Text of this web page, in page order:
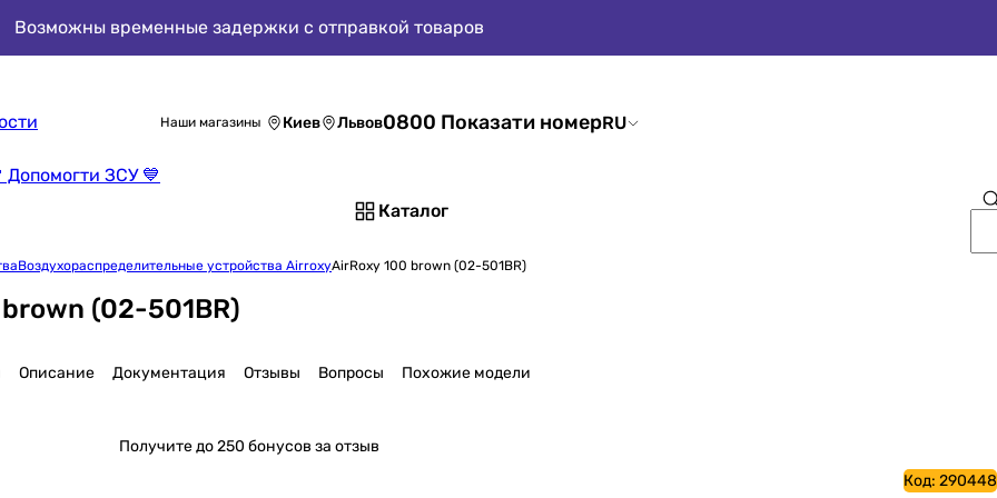
Возможны временные задержки с отправкой товаров
Допомогти ЗСУ 💙
Наши магазины Киев Львов0800 Показати номерRU
Каталог
Воздухораспределительные устройства AirroxyAirRoxy 100 brown (02-501BR)
(02-501BR)
Описание Документация Отзывы Вопросы Похожие модели
Получитедо 250 бонусов за отзыв
Код: 290448